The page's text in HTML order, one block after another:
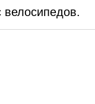
велосипедов.